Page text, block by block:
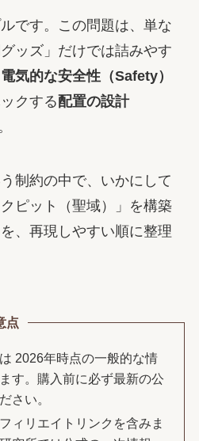
です。この問題は、単な
ッズ」だけでは詰みやす
電気的な安全性（Safety）
クする配置の設計
制約の中で、いかにして
ピット（聖域）」を構築
、再現しやすい順に整理
点
2026年時点の一般的な情
す。購入前に必ず最新の公
さい。
ィリエイトリンクを含みま